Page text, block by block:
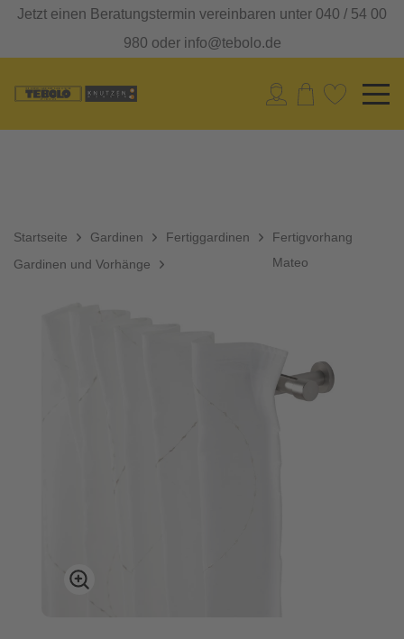
Jetzt einen Beratungstermin vereinbaren unter 040 / 54 00
980 oder info@tebolo.de
Startseite Gardinen
Fertiggardinen
Gardinen und Vorhänge
Fertigvorhang
Mateo